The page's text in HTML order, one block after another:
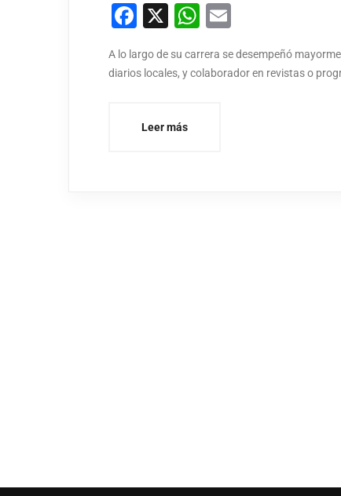
Facebook
X WhatsApp
A lo largo de su carrera se desempeñó
diarios locales, y colaborador en revistas o
Leer más